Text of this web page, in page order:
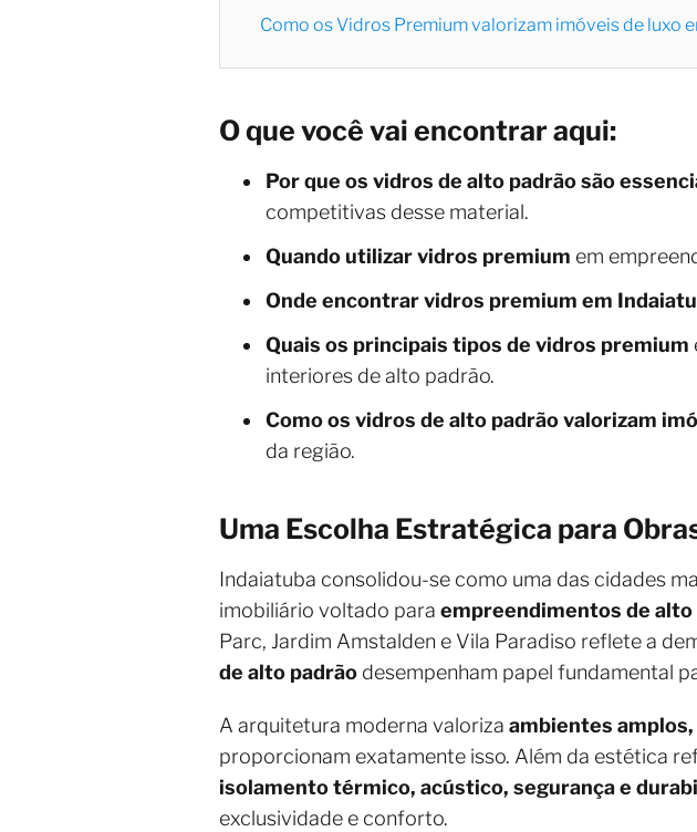
Como os Vidros Premium valorizam imóveis de luxo
O que você vai encontrar aqui:
Por que os vidros de alto padrão são
competitivas desse material.
Quando utilizar vidros premium em
Onde encontrar vidros premium em
Quais os principais tipos de vidros premium
interiores de alto padrão.
Como os vidros de alto padrão valorizam
da região.
Uma Escolha Estratégica para
Indaiatuba consolidou-se como uma das cidades
imobiliário voltado para empreendimentos de alto
Parc, Jardim Amstalden e Vila Paradiso reflete a
de alto padrão desempenham papel fundamental
A arquitetura moderna valoriza ambientes
proporcionam exatamente isso. Além da estética
isolamento térmico, acústico, segurança e
exclusividade e conforto.